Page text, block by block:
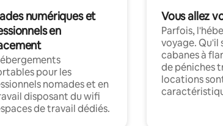
numériques et
en
pour les
nomades et en
disposant du wifi
de travail dédiés.
Vous allez
Parfois,
voyage. Qu'il
cabanes à
de péniches
locations